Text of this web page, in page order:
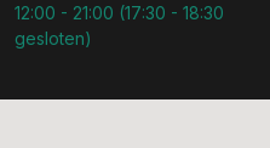
12:00 - 21:00 (17:30 - 18:30
gesloten)